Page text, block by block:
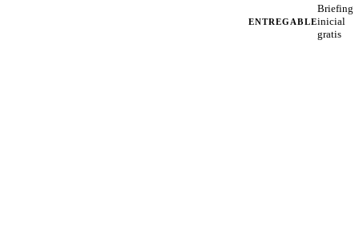
ENTREGABLE
Briefing
inicial
gratis